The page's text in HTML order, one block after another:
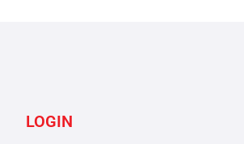
LOGIN